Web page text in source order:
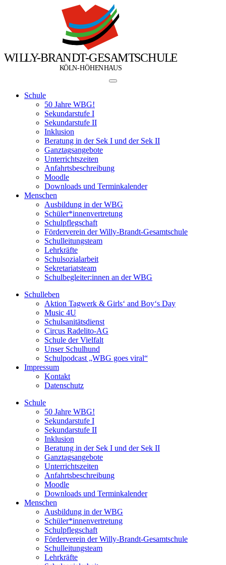
WILLY-BRANDT-GESAMTSCHULE
KÖLN-HÖHENHAUS
Schule
50 Jahre WBG!
Sekundarstufe I
Sekundarstufe II
Inklusion
Beratung in der Sek I und der Sek II
Ganztagsangebote
Unterrichtszeiten
Anfahrtsbeschreibung
Moodle
Downloads und Terminkalender
Menschen
Ausbildung in der WBG
Schüler*innenvertretung
Schulpflegschaft
Förderverein der Willy-Brandt-Gesamtschule
Schulleitungsteam
Lehrkräfte
Schulsozialarbeit
Sekretariatsteam
Schulbegleiter:innen an der WBG
Schulleben
Aktion Tagwerk & Girls‘ and Boy‘s Day
Music 4U
Schulsanitätsdienst
Circus Radelito-AG
Schule der Vielfalt
Unser Schulhund
Schulpodcast „WBG goes viral“
Impressum
Kontakt
Datenschutz
Schule
50 Jahre WBG!
Sekundarstufe I
Sekundarstufe II
Inklusion
Beratung in der Sek I und der Sek II
Ganztagsangebote
Unterrichtszeiten
Anfahrtsbeschreibung
Moodle
Downloads und Terminkalender
Menschen
Ausbildung in der WBG
Schüler*innenvertretung
Schulpflegschaft
Förderverein der Willy-Brandt-Gesamtschule
Schulleitungsteam
Lehrkräfte